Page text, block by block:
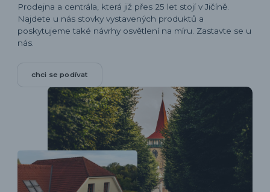
Prodejna a centrála, která již přes 25 let stojí v Jičíně.
Najdete u nás stovky vystavených produktů a
poskytujeme také návrhy osvětlení na míru. Zastavte se u
nás.
chci se podívat